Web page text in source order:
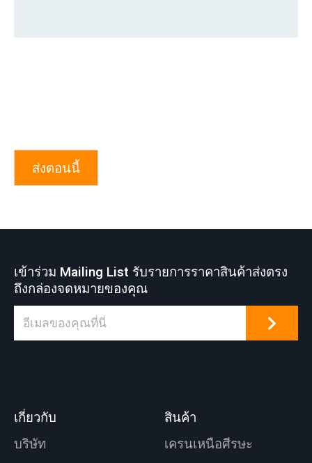
ส่งตอนนี้
เข้าร่วม Mailing List รับรายการราคาสินค้าส่งตรง
ถึงกล่องจดหมายของคุณ
เกี่ยวกับ
บริษัท
สินค้า
เครนเหนือศีรษะ